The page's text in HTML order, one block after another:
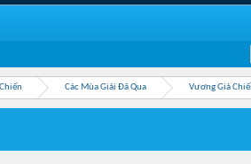
Các Mùa Giải Đã Qua Vương Giả